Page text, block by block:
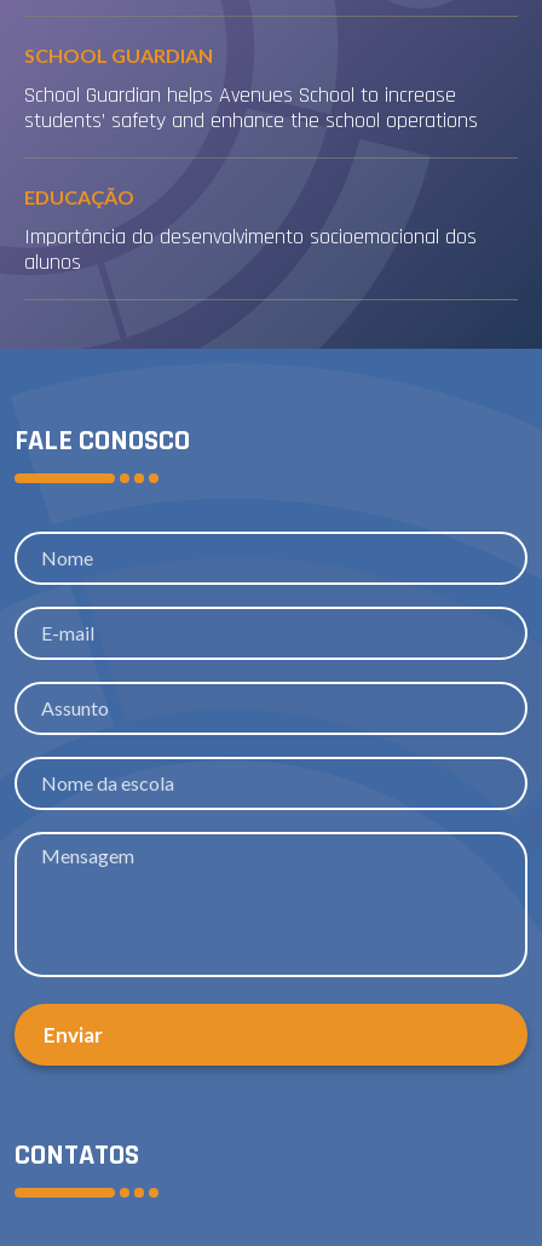
SCHOOL GUARDIAN
School Guardian helps Avenues School to increase
students’ safety and enhance the school operations
EDUCAÇÃO
Importância do desenvolvimento socioemocional dos
alunos
CONTATOS
FALE CONOSCO